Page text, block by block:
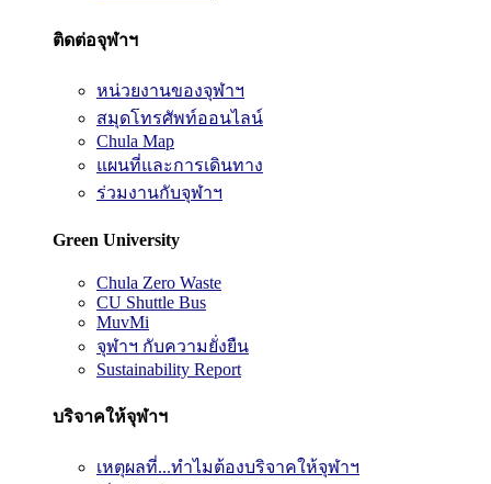
ติดต่อจุฬาฯ
หน่วยงานของจุฬาฯ
สมุดโทรศัพท์ออนไลน์
Chula Map
แผนที่และการเดินทาง
ร่วมงานกับจุฬาฯ
Green University
Chula Zero Waste
CU Shuttle Bus
MuvMi
จุฬาฯ กับความยั่งยืน
Sustainability Report
บริจาคให้จุฬาฯ
เหตุผลที่...ทำไมต้องบริจาคให้จุฬาฯ